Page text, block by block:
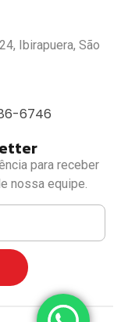
Ibirapuera, São
6746
para receber
nossa equipe.